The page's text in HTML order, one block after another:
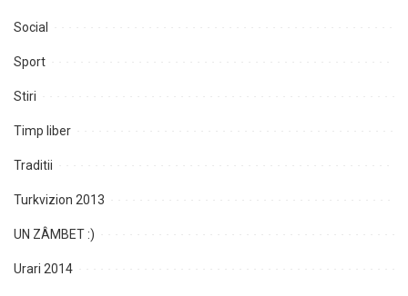
Social
Sport
Stiri
Timp liber
Traditii
Turkvizion 2013
UN ZÂMBET :)
Urari 2014